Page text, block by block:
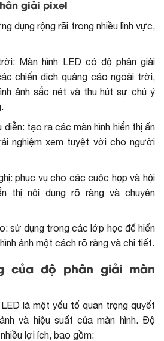
giải pixel
dụng rộng rãi trong nhiều lĩnh vực,
Màn hình LED có độ phân giải
chiến dịch quảng cáo ngoài trời,
ảnh sắc nét và thu hút sự chú ý
diễn: tạo ra các màn hình hiển thị ấn
nghiệm xem tuyệt vời cho người
phục vụ cho các cuộc họp và hội
thị nội dung rõ ràng và chuyên
sử dụng trong các lớp học để hiển
ảnh một cách rõ ràng và chi tiết.
của độ phân giải màn
là một yếu tố quan trọng quyết
và hiệu suất của màn hình. Độ
lợi ích, bao gồm: